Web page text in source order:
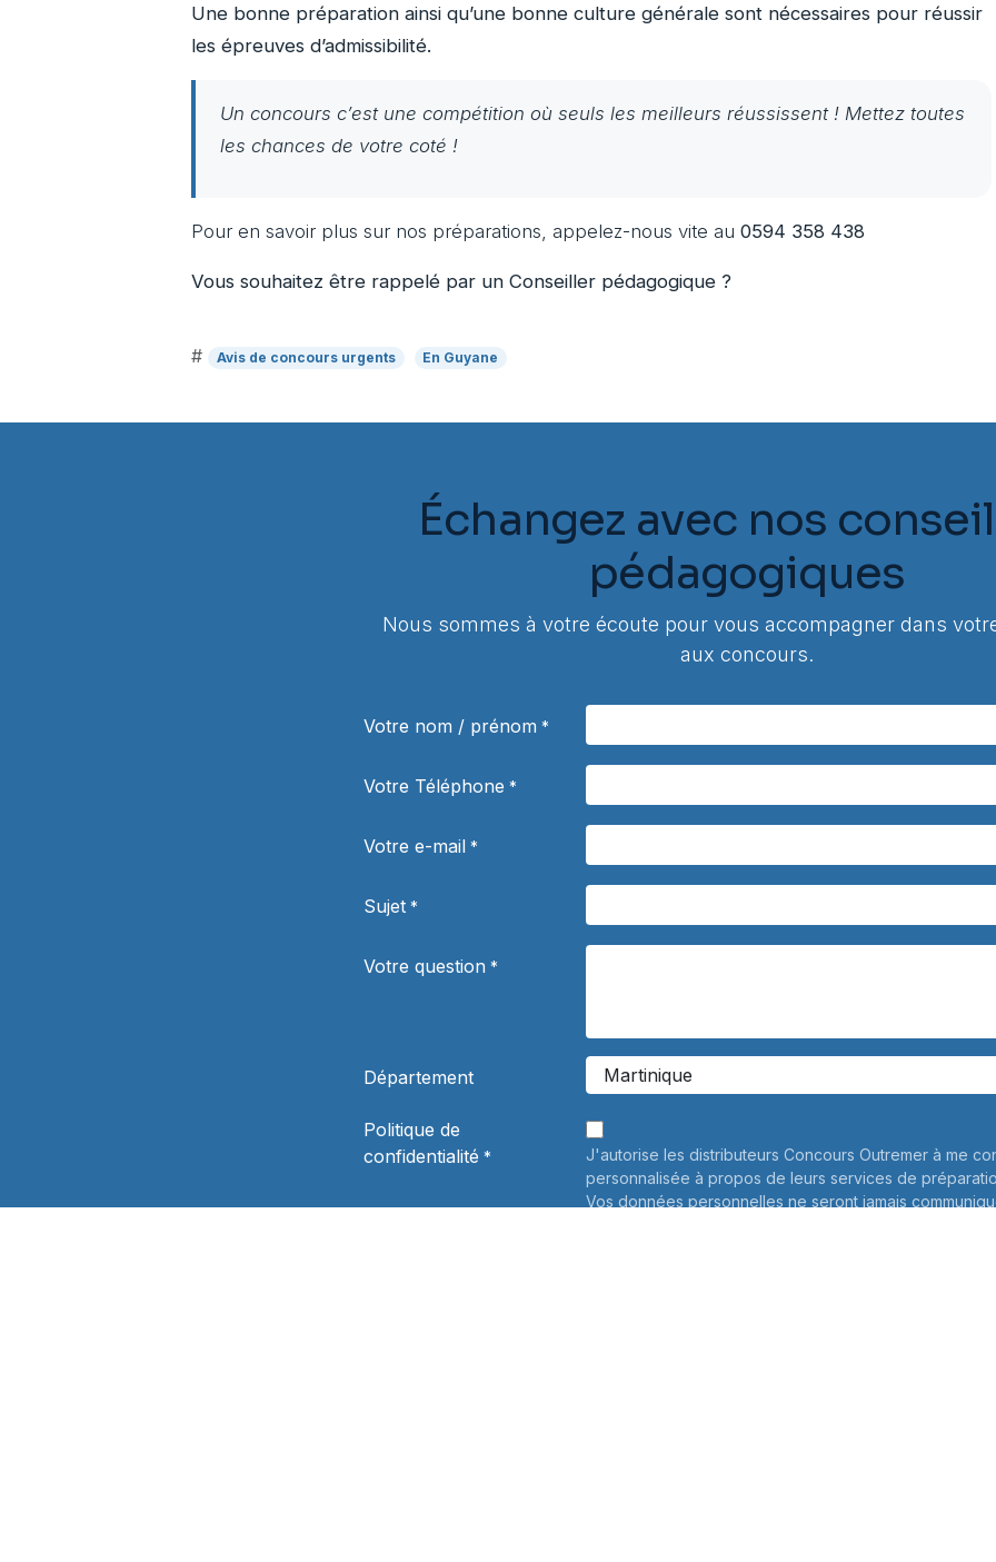
Une bonne préparation ainsi qu’une bonne culture générale sont nécessaires pour réussir
les épreuves d’admissibilité.
Un concours c’est une compétition où seuls les meilleurs réussissent ! Mettez toutes
les chances de votre coté !
Pour en savoir plus sur nos préparations, appelez-nous vite au 0594 358 438
Vous souhaitez être rappelé par un Conseiller pédagogique ?
# Avis de concours urgents En Guyane
Échangez avec nos
pédagogiques
Nous sommes à votre écoute pour vous accompagner dans
aux concours.
Votre nom / prénom *
Votre Téléphone *
Votre e-mail *
Sujet *
Votre question *
Département
Politique de
confidentialité *
J'autorise les distributeurs Concours Outremer à me
personnalisée à propos de leurs services de
Vos données personnelles ne seront jamais